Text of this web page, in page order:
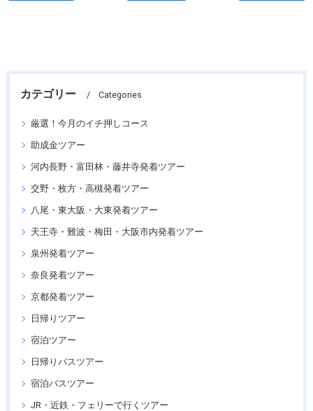
カテゴリー Categories
厳選！今月のイチ押しコース
助成金ツアー
河内長野・富田林・藤井寺発着ツアー
交野・枚方・高槻発着ツアー
八尾・東大阪・大東発着ツアー
天王寺・難波・梅田・大阪市内発着ツアー
泉州発着ツアー
奈良発着ツアー
京都発着ツアー
日帰りツアー
宿泊ツアー
日帰りバスツアー
宿泊バスツアー
JR・近鉄・フェリーで行くツアー